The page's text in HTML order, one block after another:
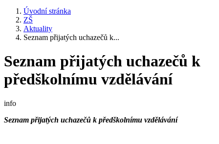
Úvodní stránka
ZŠ
Aktuality
Seznam přijatých uchazečů k...
Seznam přijatých uchazečů k
předškolnímu vzdělávání
info
Seznam přijatých uchazečů k předškolnímu vzdělávání